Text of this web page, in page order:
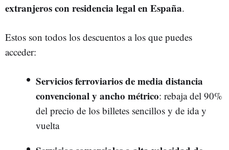
extranjeros con residencia legal en España.
Estos son todos los descuentos a los que puedes
acceder:
Servicios ferroviarios de media distancia
convencional y ancho métrico: rebaja del 90%
del precio de los billetes sencillos y de ida y
vuelta